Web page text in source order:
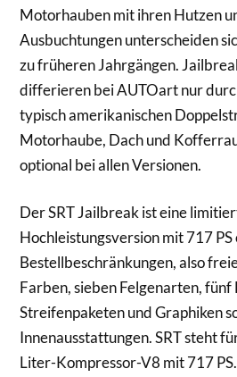
Motorhauben mit ihren Hutzen
Ausbuchtungen unterscheiden
zu früheren Jahrgängen.
differieren bei AUTOart nur
typisch amerikanischen
Motorhaube, Dach und
optional bei allen Versionen.
Der SRT Jailbreak ist eine
Hochleistungsversion mit 717
Bestellbeschränkungen, also
Farben, sieben Felgenarten,
Streifenpaketen und Graphiken
Innenausstattungen. SRT steht
Liter-Kompressor-V8 mit 717